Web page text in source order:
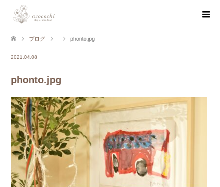
ブログ phonto.jpg
2021.04.08
phonto.jpg